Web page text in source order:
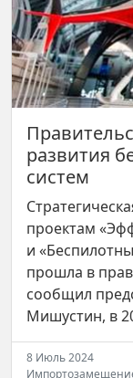
развития
систем
проектам
и
прошла в
сообщил
Мишустин, в
8 Июль 2024